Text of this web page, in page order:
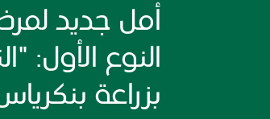
أمل جديد
النوع الأول:
بزراعة